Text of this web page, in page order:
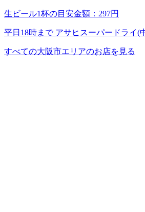
生ビール1杯の目安金額：297円
平日18時まで アサヒスーパードライ(
すべての大阪市エリアのお店を見る